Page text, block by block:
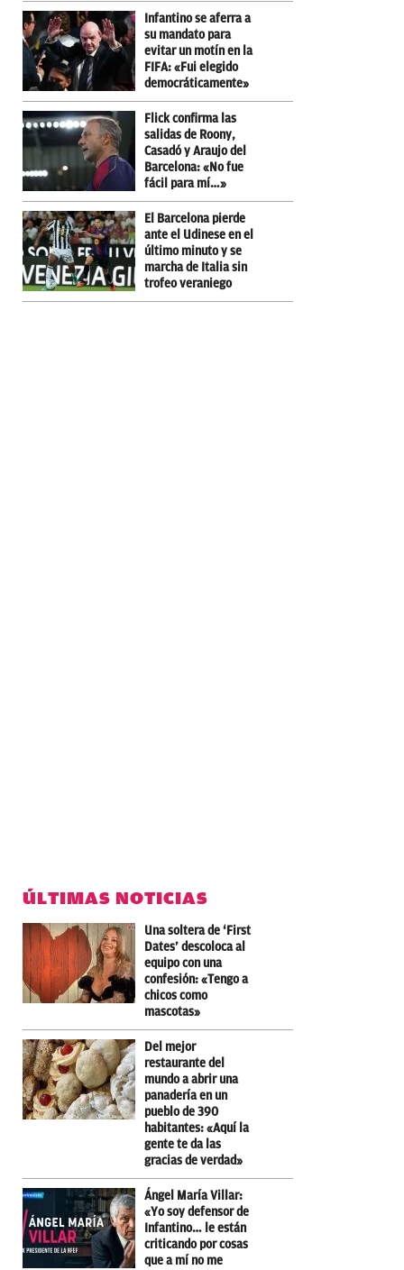
Infantino se aferra a
su mandato para
evitar un motín en la
FIFA: «Fui elegido
democráticamente»
Flick confirma las
salidas de Roony,
Casadó y Araujo del
Barcelona: «No fue
fácil para mí…»
El Barcelona pierde
ante el Udinese en el
último minuto y se
marcha de Italia sin
trofeo veraniego
ÚLTIMAS NOTICIAS
Una soltera de ‘First
Dates’ descoloca al
equipo con una
confesión: «Tengo a
chicos como
mascotas»
Del mejor
restaurante del
mundo a abrir una
panadería en un
pueblo de 390
habitantes: «Aquí la
gente te da las
gracias de verdad»
Ángel María Villar:
«Yo soy defensor de
Infantino… le están
criticando por cosas
que a mí no me